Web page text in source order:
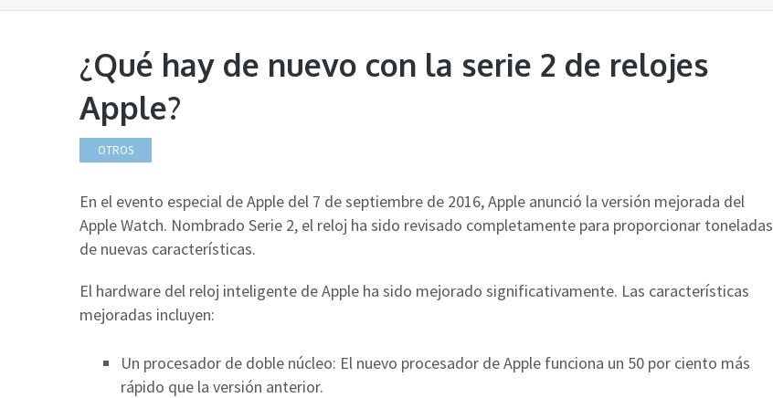
¿Qué hay de nuevo con la serie 2 de relojes
Apple?
OTROS
En el evento especial de Apple del 7 de septiembre de 2016, Apple anunció la versión mejorada del
Apple Watch. Nombrado Serie 2, el reloj ha sido revisado completamente para proporcionar toneladas
de nuevas características.
El hardware del reloj inteligente de Apple ha sido mejorado significativamente. Las características
mejoradas incluyen:
Un procesador de doble núcleo: El nuevo procesador de Apple funciona un 50 por ciento más
rápido que la versión anterior.